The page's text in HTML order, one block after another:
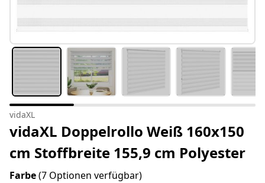
vidaXL
vidaXL Doppelrollo Weiß 160x150
cm Stoffbreite 155,9 cm Polyester
Farbe(7 Optionen verfügbar)